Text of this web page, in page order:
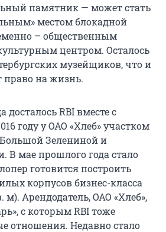
памятник — может стать
местом блокадной
– общественным
центром. Осталось
музейщиков, что и
право на жизнь.
досталось RBI вместе с
году у ОАО «Хлеб» участком
Зелениной и
В мае прошлого года стало
готовится построить
корпусов бизнес-класса
м). Арендодатель, ОАО «Хлеб»,
с которым RBI тоже
отношения. Недавно стало